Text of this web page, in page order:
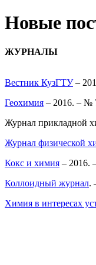
Новые
ЖУРНАЛЫ
Вестник КузГТУ–
Геохимия – 2016. – №
Журнал прикладной
Журнал физической
Кокс и химия – 2016.
Коллоидный журнал.
Химия в интересах